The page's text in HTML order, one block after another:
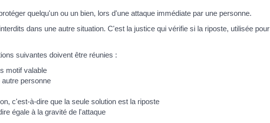
quelqu'un ou un bien, lors d'une attaque immédiate par une personne.
dans une autre situation. C'est la justice qui vérifie si la riposte, utilisée pour
suivantes doivent être réunies :
motif valable
personne
c'est-à-dire que la seule solution est la riposte
égale à la gravité de l'attaque